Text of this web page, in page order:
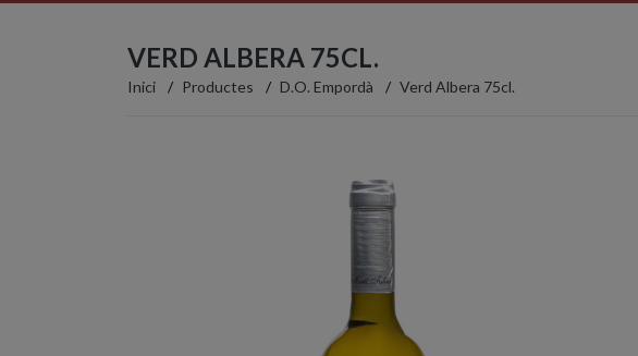
VERD ALBERA 75CL.
Inici Productes D.O. Empordà Verd Albera 75cl.